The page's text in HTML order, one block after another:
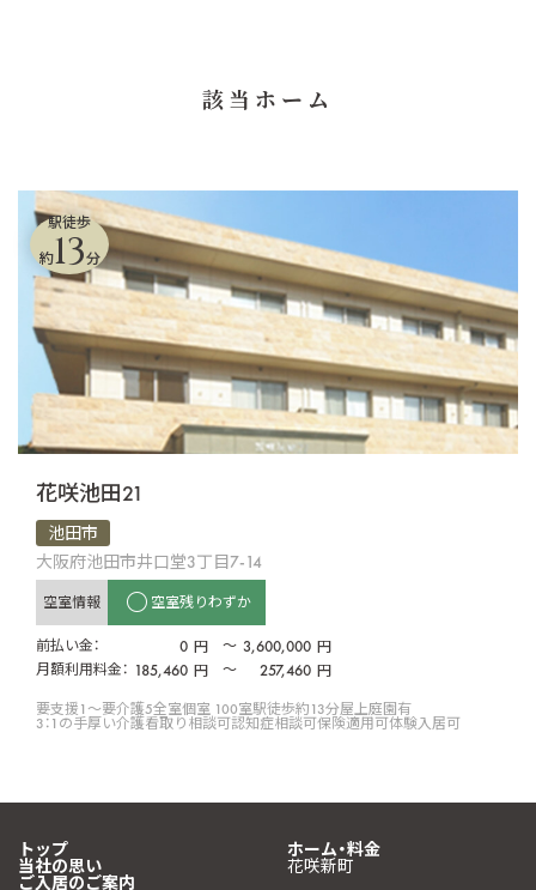
該当ホーム
駅徒歩
約13分
花咲池田21
池田市
大阪府池田市井口堂3丁目7-14
空室情報 空室残りわずか
前払い金： 0 円 〜 3,600,000 円
月額利用料金： 185,460 円 〜 257,460 円
要支援1〜要介護5全室個室 100室駅徒歩約13分屋上庭園有
3：1の手厚い介護看取り相談可認知症相談可保険適用可体験入居可
トップ
当社の思い
ご入居のご案内
ホーム・料金
花咲新町